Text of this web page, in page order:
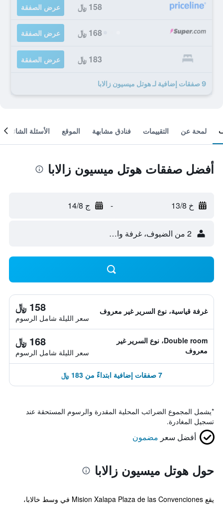
158 ﷼ عرض الصفقة
168 ﷼ عرض الصفقة
183 ﷼ عرض الصفقة
9 صفقات إضافية لـ هوتل ميسيون زالابا
لمحة عن التقييمات فنادق مشابهة الموقع الأسئلة الشائعة
أفضل صفقات هوتل ميسيون زالابا
خ 13/8 - ج 14/8
2 من الضيوف، غرفة واحدة
غرفة قياسية، نوع السرير غير معروف 158 ﷼
سعر الليلة شامل الرسوم
Double room، نوع السرير غير
معروف
168 ﷼
سعر الليلة شامل الرسوم
7 صفقات إضافية ابتداءً من 183 ﷼
*يشمل المجموع الضرائب المحلية المقدرة والرسوم المستحقة عند
تسجيل المغادرة.
أفضل سعر مضمون
حول هوتل ميسيون زالابا
يقع Mision Xalapa Plaza de las Convenciones في وسط خالابا،